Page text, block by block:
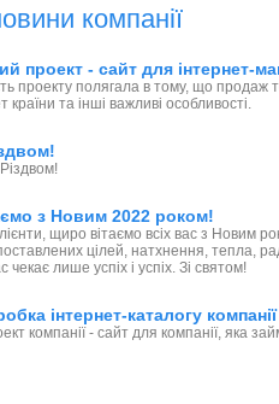
компанії
проект - сайт для інтернет-
проекту полягала в тому, що продаж
країни та інші важливі особливості.
з Новим 2022 роком!
щиро вітаємо всіх вас з
цілей, натхнення, тепла,
чекає лише успіх і успіх. Зі святом!
інтернет-каталогу
компанії - сайт для компанії, яка